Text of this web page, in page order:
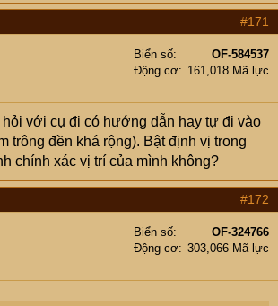
#171
Biển số
OF-584537
Động cơ
161,018 Mã lực
với cụ đi có hướng dẫn hay tự đi vào
trông đền khá rộng). Bật định vị trong
chính xác vị trí của mình không?
#172
Biển số
OF-324766
Động cơ
303,066 Mã lực